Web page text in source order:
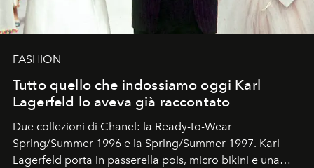
FASHION
Tutto quello che indossiamo oggi Karl
Lagerfeld lo aveva già raccontato
Due collezioni di Chanel: la Ready-to-Wear
Spring/Summer 1996 e la Spring/Summer 1997. Karl
Lagerfeld porta in passerella pois, micro bikini e una